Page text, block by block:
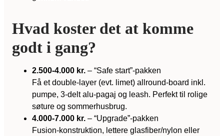
Hvad koster det at komme
godt i gang?
2.500-4.000 kr. – “Safe start”-pakken
Få et double-layer (evt. limet) allround-board inkl.
pumpe, 3-delt alu-pagaj og leash. Perfekt til rolige
søture og sommerhusbrug.
4.000-7.000 kr. – “Upgrade”-pakken
Fusion-konstruktion, lettere glasfiber/nylon eller